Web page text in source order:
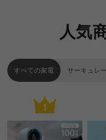
人気
すべての家電 サーキュレ